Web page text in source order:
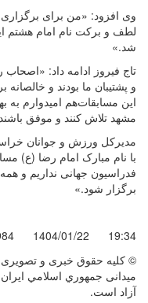
وی افزود: «من برای برگزاری
لطف و برکت نام امام هشتم
شد.»
تاج فیروز ادامه داد:
و پشتیبان ما بودند و
این مسابقات‌هم امیدوارم
مشهد تلاش کنند و موفق
مدیرکل ورزش و جوانان
با نام مبارک امام رضا (ع)
فدراسیون جهانی نداریم و
برگزار شود.»
19:34
1404/01/22
© کليه حقوق خبری و
میدانی جمهوري اسلامي
آزاد است.